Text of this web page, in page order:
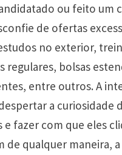
ou feito um
de ofertas
no exterior,
regulares, bolsas
entre outros. A
a curiosidade
e fazer com que eles
de qualquer maneira,